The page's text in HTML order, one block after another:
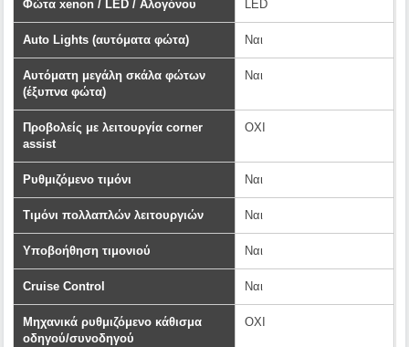
Φώτα xenon / LED / Αλογόνου LED
Αuto Lights (αυτόματα φώτα) Ναι
Αυτόματη μεγάλη σκάλα φώτων
(έξυπνα φώτα)
Ναι
Προβολείς με λειτουργία corner
assist
ΟΧΙ
Ρυθμιζόμενο τιμόνι Ναι
Τιμόνι πολλαπλών λειτουργιών Ναι
Υποβοήθηση τιμονιού Ναι
Cruise Control Ναι
Μηχανικά ρυθμιζόμενο κάθισμα
οδηγού/συνοδηγού
ΟΧΙ